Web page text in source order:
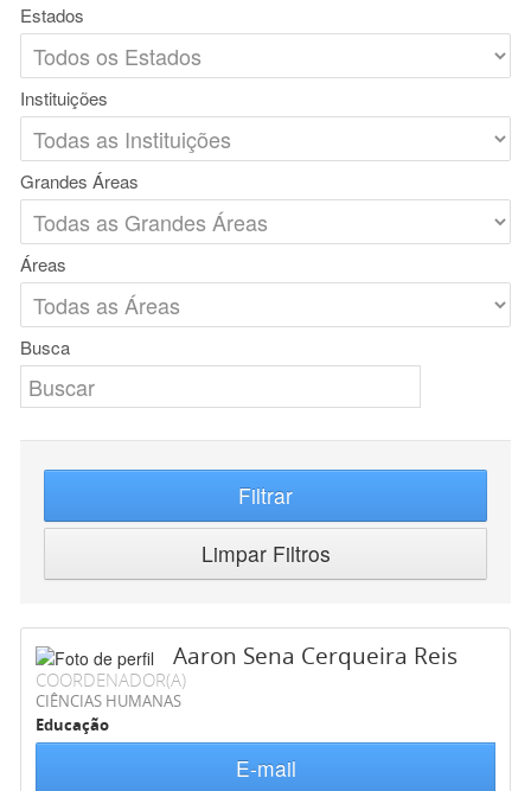
Estados
Instituições
Grandes Áreas
Áreas
Busca
Filtrar
Limpar Filtros
Aaron Sena Cerqueira Reis
COORDENADOR(A)
CIÊNCIAS HUMANAS
Educação
E-mail